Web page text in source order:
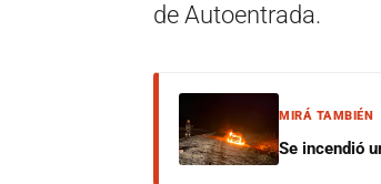
de Autoentrada.
MIRÁ TAMBIÉN
Se incendió